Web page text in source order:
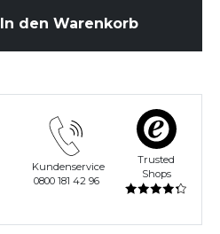
In den Warenkorb
Kundenservice
0800 181 42 96
Trusted
Shops